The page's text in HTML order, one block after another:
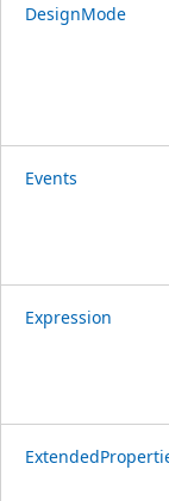
DesignMode
Events
Expression